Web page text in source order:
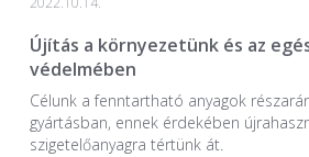
Újítás a környezetünk és az
védelmében
Célunk a fenntartható anyagok
gyártásban, ennek érdekében
szigetelőanyagra tértünk át.